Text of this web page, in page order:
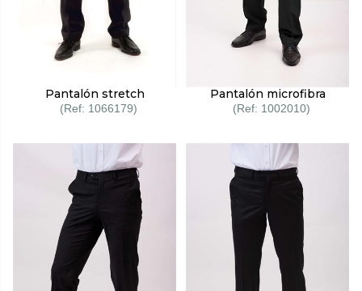
Pantalón stretch
1066179
Pantalón microfibra
1002010